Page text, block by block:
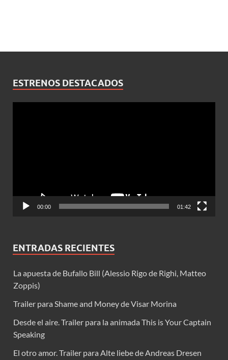
ESTRENOS DESTACADOS
00:00 01:42
ENTRADAS RECIENTES
La apuesta de Bufallo Bill (Alessio Rigo de Righi, Matteo
Zoppis)
Trailer para Shame and Money de Visar Morina
Desde el aire. Trailer para la animada This is Your Captain
Speaking
El otro amor. Trailer para Alte liebe de Andreas Dresen